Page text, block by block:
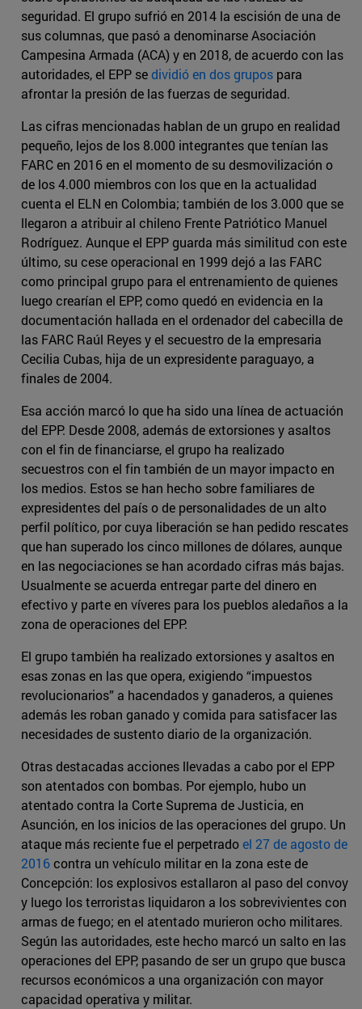
seguridad. El grupo sufrió en 2014 la escisión de una de
sus columnas, que pasó a denominarse Asociación
Campesina Armada (ACA) y en 2018, de acuerdo con las
autoridades, el EPP sedividió en dos grupos para
afrontar la presión de las fuerzas de seguridad.
Las cifras mencionadas hablan de un grupo en realidad
pequeño, lejos de los 8.000 integrantes que tenían las
FARC en 2016 en el momento de su desmovilización o
de los 4.000 miembros con los que en la actualidad
cuenta el ELN en Colombia; también de los 3.000 que se
llegaron a atribuir al chileno Frente Patriótico Manuel
Rodríguez. Aunque el EPP guarda más similitud con este
último, su cese operacional en 1999 dejó a las FARC
como principal grupo para el entrenamiento de quienes
luego crearían el EPP, como quedó en evidencia en la
documentación hallada en el ordenador del cabecilla de
las FARC Raúl Reyes y el secuestro de la empresaria
Cecilia Cubas, hija de un expresidente paraguayo, a
finales de 2004.
Esa acción marcó lo que ha sido una línea de actuación
del EPP. Desde 2008, además de extorsiones y asaltos
con el fin de financiarse, el grupo ha realizado
secuestros con el fin también de un mayor impacto en
los medios. Estos se han hecho sobre familiares de
expresidentes del país o de personalidades de un alto
perfil político, por cuya liberación se han pedido rescates
que han superado los cinco millones de dólares, aunque
en las negociaciones se han acordado cifras más bajas.
Usualmente se acuerda entregar parte del dinero en
efectivo y parte en víveres para los pueblos aledaños a la
zona de operaciones del EPP.
El grupo también ha realizado extorsiones y asaltos en
esas zonas en las que opera, exigiendo “impuestos
revolucionarios” a hacendados y ganaderos, a quienes
además les roban ganado y comida para satisfacer las
necesidades de sustento diario de la organización.
Otras destacadas acciones llevadas a cabo por el EPP
son atentados con bombas. Por ejemplo, hubo un
atentado contra la Corte Suprema de Justicia, en
Asunción, en los inicios de las operaciones del grupo. Un
ataque más reciente fue el perpetradoel 27 de agosto de
2016contra un vehículo militar en la zona este de
Concepción: los explosivos estallaron al paso del convoy
y luego los terroristas liquidaron a los sobrevivientes con
armas de fuego; en el atentado murieron ocho militares.
Según las autoridades, este hecho marcó un salto en las
operaciones del EPP, pasando de ser un grupo que busca
recursos económicos a una organización con mayor
capacidad operativa y militar.